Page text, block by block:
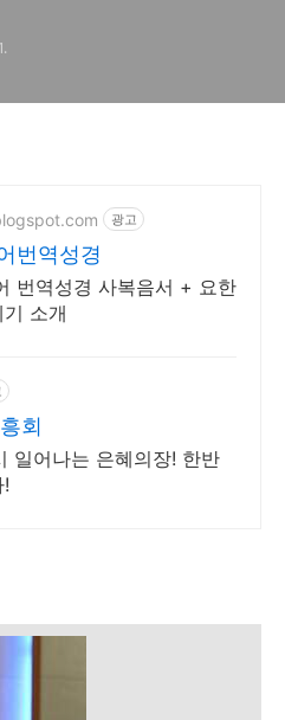
광고
번역성경
번역성경 사복음서 + 요한
소개
회
일어나는 은혜의장! 한반